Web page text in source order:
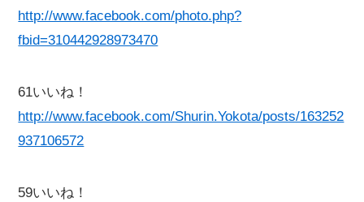
http://www.facebook.com/photo.php?
fbid=310442928973470
61いいね！
http://www.facebook.com/Shurin.Yokota/posts/163252
937106572
59いいね！